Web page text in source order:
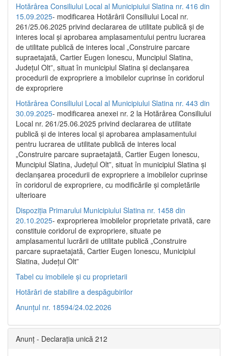
Hotărârea Consiliului Local al Municipiului Slatina nr. 416 din
15.09.2025- modificarea Hotărârii Consiliului Local nr.
261/25.06.2025 privind declararea de utilitate publică și de
interes local și aprobarea amplasamentului pentru lucrarea
de utilitate publică de interes local „Construire parcare
supraetajată, Cartier Eugen Ionescu, Muncipiul Slatina,
Județul Olt”, situat în municipiul Slatina și declanșarea
procedurii de expropriere a imobilelor cuprinse în coridorul
de expropriere
Hotărârea Consiliului Local al Municipiului Slatina nr. 443 din
30.09.2025- modificarea anexei nr. 2 la Hotărârea Consiliului
Local nr. 261/25.06.2025 privind declararea de utilitate
publică şi de interes local şi aprobarea amplasamentului
pentru lucrarea de utilitate publică de interes local
„Construire parcare supraetajată, Cartier Eugen Ionescu,
Muncipiul Slatina, Judeţul Olt”, situat în municipiul Slatina şi
declanşarea procedurii de expropriere a imobilelor cuprinse
în coridorul de expropriere, cu modificările şi completările
ulterioare
Dispoziția Primarului Municipiului Slatina nr. 1458 din
20.10.2025- exproprierea imobilelor proprietate privată, care
constituie coridorul de expropriere, situate pe
amplasamentul lucrării de utilitate publică „Construire
parcare supraetajată, Cartier Eugen Ionescu, Municipiul
Slatina, Județul Olt”
Tabel cu imobilele și cu proprietarii
Hotărâri de stabilire a despăgubirilor
Anunțul nr. 18594/24.02.2026
Anunț - Declarația unică 212